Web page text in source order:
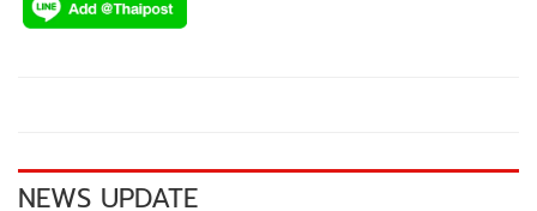
e
k
tt p
k
NEWS UPDATE